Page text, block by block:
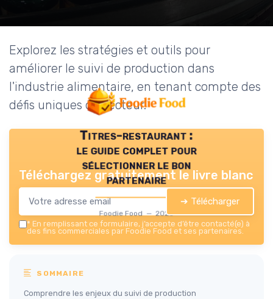
Explorez les stratégies et outils pour
améliorer le suivi de production dans
l'industrie alimentaire, en tenant compte des
défis uniques du secteur.
Titres-restaurant :
le guide complet pour
sélectionner le bon
partenaire
Foodie Food — 2026
Téléchargez gratuitement le livre blanc
➔ Télécharger
* En remplissant ce formulaire, j’accepte d’être contacté(e) à
des fins commerciales par Foodie Food et ses partenaires.
SOMMAIRE
Comprendre les enjeux du suivi de production